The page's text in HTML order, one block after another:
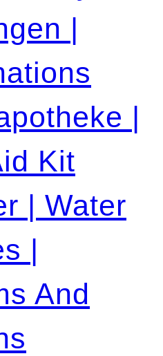
|
|
Kit
| Water
|
And